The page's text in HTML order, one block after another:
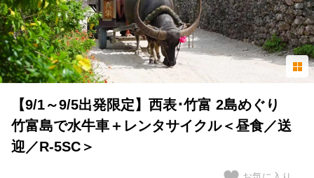
マリンアクティビティ＆竹富島観光ツアー
特集
【早め予約が吉】まだ間に合う人気の離島ツアー
竹富島をレンタサイクルで巡る
フリータイム充実
【9/1～9/5出発限定】西表･竹富 2島めぐり
竹富島で水牛車＋レンタサイクル＜昼食／送
迎／R-5SC＞